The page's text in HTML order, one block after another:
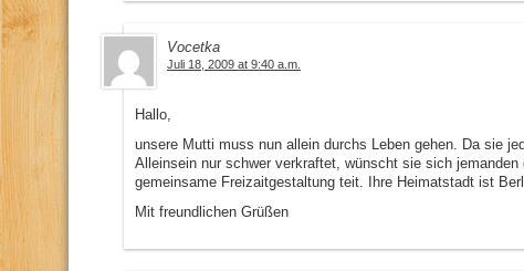
Vocetka
Juli 18, 2009 at 9:40 a.m.
Hallo,
unsere Mutti muss nun allein durchs Leben gehen. Da sie
Alleinsein nur schwer verkraftet, wünscht sie sich jemanden
gemeinsame Freizaitgestaltung teit. Ihre Heimatstadt ist
Mit freundlichen Grüßen